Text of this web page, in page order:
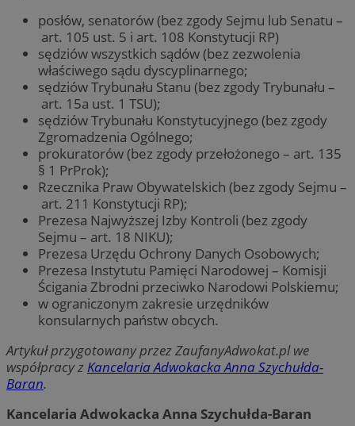
posłów, senatorów (bez zgody Sejmu lub Senatu –
art. 105 ust. 5 i art. 108 Konstytucji RP)
sędziów wszystkich sądów (bez zezwolenia
właściwego sądu dyscyplinarnego;
sędziów Trybunału Stanu (bez zgody Trybunału –
art. 15a ust. 1 TSU);
sędziów Trybunału Konstytucyjnego (bez zgody
Zgromadzenia Ogólnego;
prokuratorów (bez zgody przełożonego – art. 135
§ 1 PrProk);
Rzecznika Praw Obywatelskich (bez zgody Sejmu –
art. 211 Konstytucji RP);
Prezesa Najwyższej Izby Kontroli (bez zgody
Sejmu – art. 18 NIKU);
Prezesa Urzędu Ochrony Danych Osobowych;
Prezesa Instytutu Pamięci Narodowej – Komisji
Ścigania Zbrodni przeciwko Narodowi Polskiemu;
w ograniczonym zakresie urzędników
konsularnych państw obcych.
Artykuł przygotowany przez ZaufanyAdwokat.pl we
współpracy z Kancelaria Adwokacka Anna Szychułda-
Baran.
Kancelaria Adwokacka Anna Szychułda-Baran